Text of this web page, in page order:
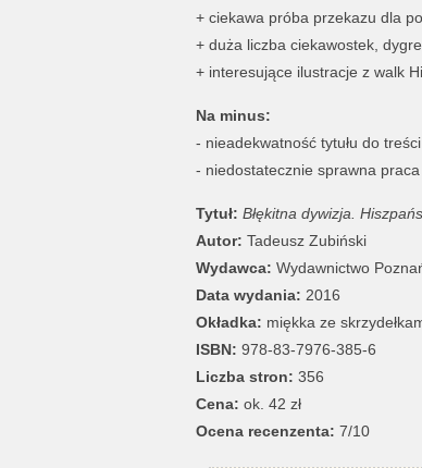
+ ciekawa próba przekazu dla
+ duża liczba ciekawostek,
+ interesujące ilustracje z walk
Na minus:
- nieadekwatność tytułu do treści
- niedostatecznie sprawna
Tytuł: Błękitna dywizja.
Autor: Tadeusz Zubiński
Wydawca: Wydawnictwo
Data wydania: 2016
Okładka: miękka ze
ISBN: 978-83-7976-385-6
Liczba stron: 356
Cena: ok. 42 zł
Ocena recenzenta: 7/10